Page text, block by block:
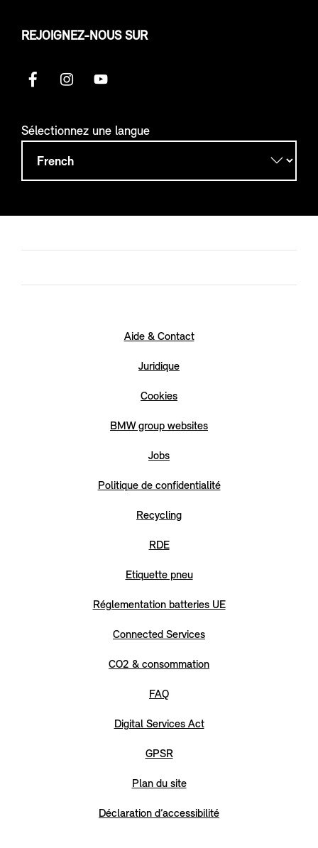
REJOIGNEZ-NOUS SUR
Sélectionnez une langue
Aide & Contact
Juridique
Cookies
BMW group websites
Jobs
Politique de confidentialité
Recycling
RDE
Etiquette pneu
Réglementation batteries UE
Connected Services
CO2 & consommation
FAQ
Digital Services Act
GPSR
Plan du site
Déclaration d’accessibilité